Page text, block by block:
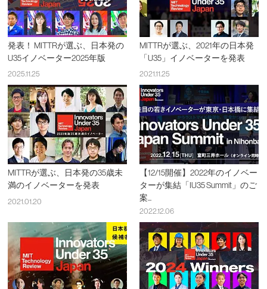
発表！ MITTRが選ぶ、日本発の
U35イノベーター2025年版
2025.11.25
MITTRが選ぶ、2021年の日本発
「U35」イノベーターを発表
2021.11.25
MITTRが選ぶ、日本発の35歳未
満のイノベーターを発表
2021.01.20
【12/15開催】2022年のイノベー
ターが集結「IU35 Summit」のご
案...
2022.12.06